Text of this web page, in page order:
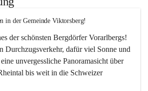
in der Gemeinde Viktorsberg!
der schönsten Bergdörfer Vorarlbergs!
Durchzugsverkehr, dafür viel Sonne und
unvergessliche Panoramasicht über
bis weit in die Schweizer